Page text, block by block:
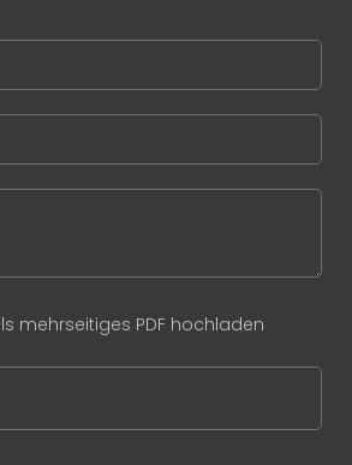
mehrseitiges PDF hochladen